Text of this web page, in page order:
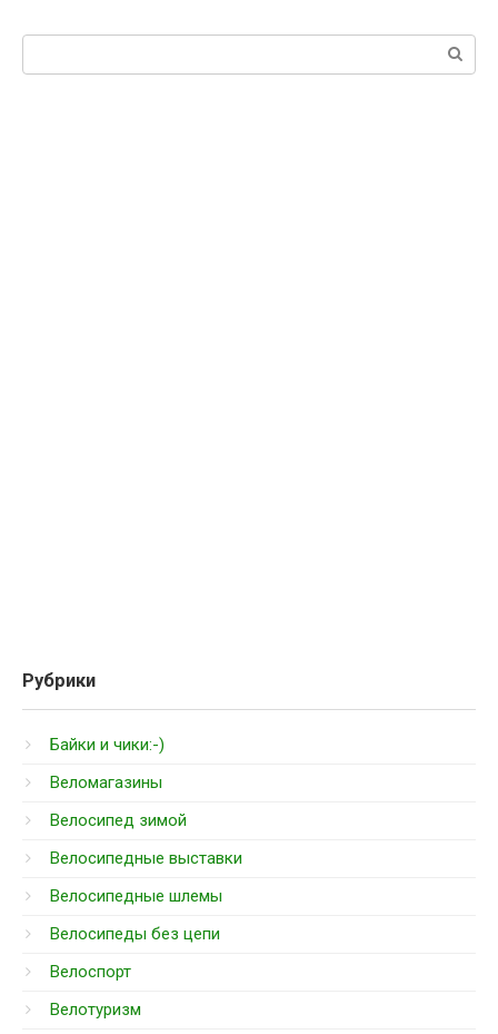
Рубрики
Байки и чики:-)
Веломагазины
Велосипед зимой
Велосипедные выставки
Велосипедные шлемы
Велосипеды без цепи
Велоспорт
Велотуризм